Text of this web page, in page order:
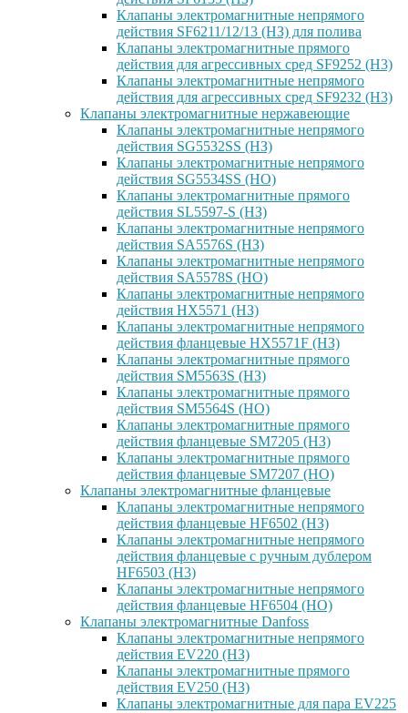
Клапаны электромагнитные непрямого
действия SF6211/12/13 (НЗ) для полива
Клапаны электромагнитные прямого
действия для агрессивных сред SF9252 (H3)
Клапаны электромагнитные непрямого
действия для агрессивных сред SF9232 (H3)
Клапаны электромагнитные нержавеющие
Клапаны электромагнитные непрямого
действия SG5532SS (НЗ)
Клапаны электромагнитные непрямого
действия SG5534SS (НО)
Клапаны электромагнитные прямого
действия SL5597-S (НЗ)
Клапаны электромагнитные непрямого
действия SA5576S (НЗ)
Клапаны электромагнитные непрямого
действия SA5578S (НО)
Клапаны электромагнитные непрямого
действия HX5571 (НЗ)
Клапаны электромагнитные непрямого
действия фланцевые HX5571F (НЗ)
Клапаны электромагнитные прямого
действия SM5563S (НЗ)
Клапаны электромагнитные прямого
действия SM5564S (НО)
Клапаны электромагнитные прямого
действия фланцевые SM7205 (НЗ)
Клапаны электромагнитные прямого
действия фланцевые SM7207 (НО)
Клапаны электромагнитные фланцевые
Клапаны электромагнитные непрямого
действия фланцевые HF6502 (НЗ)
Клапаны электромагнитные непрямого
действия фланцевые с ручным дублером
HF6503 (Н3)
Клапаны электромагнитные непрямого
действия фланцевые HF6504 (НО)
Клапаны электромагнитные Danfoss
Клапаны электромагнитные непрямого
действия EV220 (НЗ)
Клапаны электромагнитные прямого
действия EV250 (НЗ)
Клапаны электромагнитные для пара EV225